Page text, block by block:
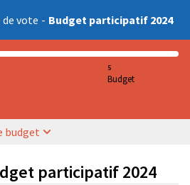
vote - Budget participatif 2024
5
Budget
budget
participatif 2024